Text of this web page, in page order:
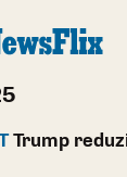
Trump